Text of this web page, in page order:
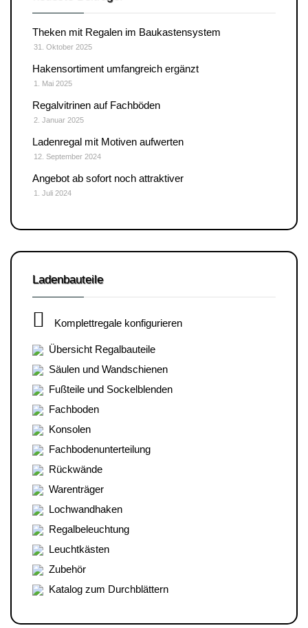
Theken mit Regalen im Baukastensystem
31. Oktober 2025
Hakensortiment umfangreich ergänzt
1. Mai 2025
Regalvitrinen auf Fachböden
2. Januar 2025
Ladenregal mit Motiven aufwerten
12. September 2024
Angebot ab sofort noch attraktiver
1. Juli 2024
Ladenbauteile
Komplettregale konfigurieren
Übersicht Regalbauteile
Säulen und Wandschienen
Fußteile und Sockelblenden
Fachboden
Konsolen
Fachbodenunterteilung
Rückwände
Warenträger
Lochwandhaken
Regalbeleuchtung
Leuchtkästen
Zubehör
Katalog zum Durchblättern